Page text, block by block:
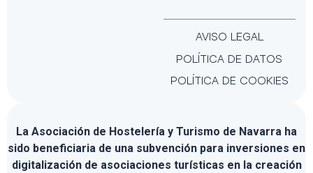
AVISO LEGAL
POLÍTICA DE DATOS
POLÍTICA DE COOKIES
La Asociación de Hostelería y Turismo de Navarra ha
sido beneficiaria de una subvención para inversiones en
digitalización de asociaciones turísticas en la creación